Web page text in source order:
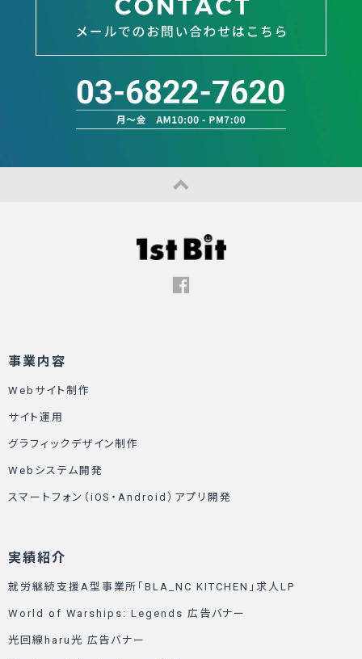
事業内容
Webサイト制作
サイト運用
グラフィックデザイン制作
Webシステム開発
スマートフォン（iOS・Android）アプリ開発
実績紹介
就労継続支援A型事業所「BLA_NC KITCHEN」求人LP
World of Warships: Legends 広告バナー
光回線haru光 広告バナー